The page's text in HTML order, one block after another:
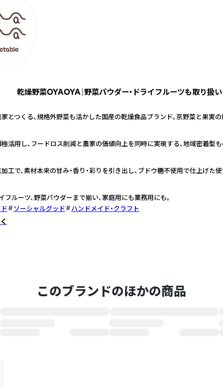
乾燥野菜OYAOYA｜野菜パウダー・ドライフルーツも取り扱い
とつくる、規格外野菜も活かした国産の乾燥食品ブランド。京野菜と果実の
活用し、フードロス削減と農家の価値向上を同時に実現する、地域密着型も
工で、素材本来の甘み・香り・彩りを引き出し、ブドウ糖不使用で仕上げた
フルーツ、野菜パウダーまで揃い、家庭用にも業務用にも。
ソーシャルグッド
ハンドメイド・クラフト
このブランドのほかの商品